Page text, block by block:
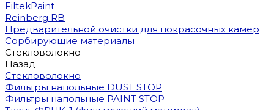
FiltekPaint
Reinberg RB
Предварительной очистки для покрасочных камер
Сорбирующие материалы
Стекловолокно
Назад
Стекловолокно
Фильтры напольные DUST STOP
Фильтры напольные PAINT STOP